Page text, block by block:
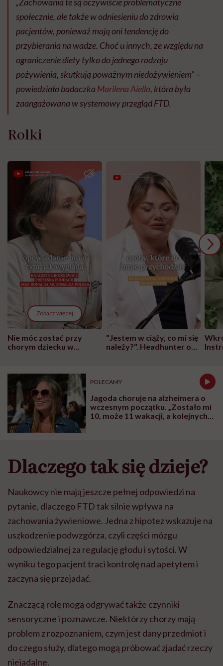
społecznie, ale także w odniesieniu do zdrowia
pacjentów, ponieważ mają oni tendencję do
przybierania na wadze. Choć u innych, ze względu na
ograniczenie diety tylko do jednego rodzaju
pożywienia, skutkują poważnym niedożywieniem” –
powiedziała badaczka Marilena Aiello, która była
zaangażowana w systemowy przegląd FTD.
Rolki
Zobacz więcej
Nie móc zostać przy
chorym dziecku w
może chyba tylko
głupota i brak
wyobraźni"
"Jestem w ciąży, co mi się
należy?". Headhunter o
POLECAMY
Jagoda choruje na alzheimera o
wczesnym początku. „Zostało mi
10, może 11 wakacji, a kolejnych
Dlaczego tak się dzieje?
Naukowcy nie mają jeszcze pełnej odpowiedzi na
pytanie, dlaczego FTD tak silnie wpływa na
zachowania żywieniowe. Jedna z hipotez wskazuje na
uszkodzenie podwzgórza, czyli części mózgu
odpowiedzialnej za regulację głodu i sytości. W
wyniku tego pacjent traci kontrolę nad apetytem i
zaczyna się przejadać.
Znaczącą rolę mogą odgrywać także czynniki
sensoryczne i poznawcze. Niektórzy chorzy mają
problem z rozpoznaniem, czym jest dany przedmiot i
do czego służy, dlatego mogą próbować zjadać rzeczy
niejadalne.